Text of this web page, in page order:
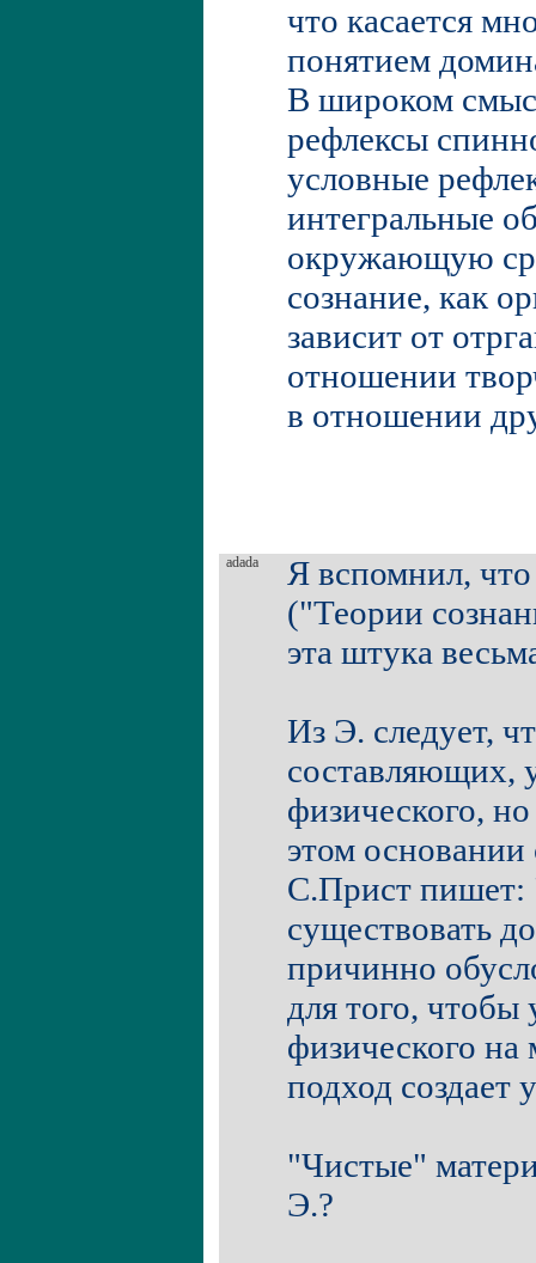
что касается
понятием
В широком
рефлексы
условные
интегральные
окружающую
сознание, как
зависит от
отношении
в отношении
adada
Я вспомнил,
("Теории
эта штука
Из Э. следует,
составляющих,
физического,
этом
С.Прист пишет:
существовать
причинно
для того, чтобы
физического на
подход создает
"Чистые"
Э.?